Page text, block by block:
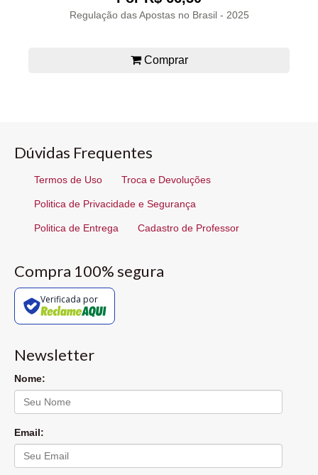
Regulação das Apostas no Brasil - 2025
Comprar
Dúvidas Frequentes
Termos de Uso Troca e Devoluções
Politica de Privacidade e Segurança
Politica de Entrega Cadastro de Professor
Compra 100% segura
Verificada por
Newsletter
Nome:
Email: